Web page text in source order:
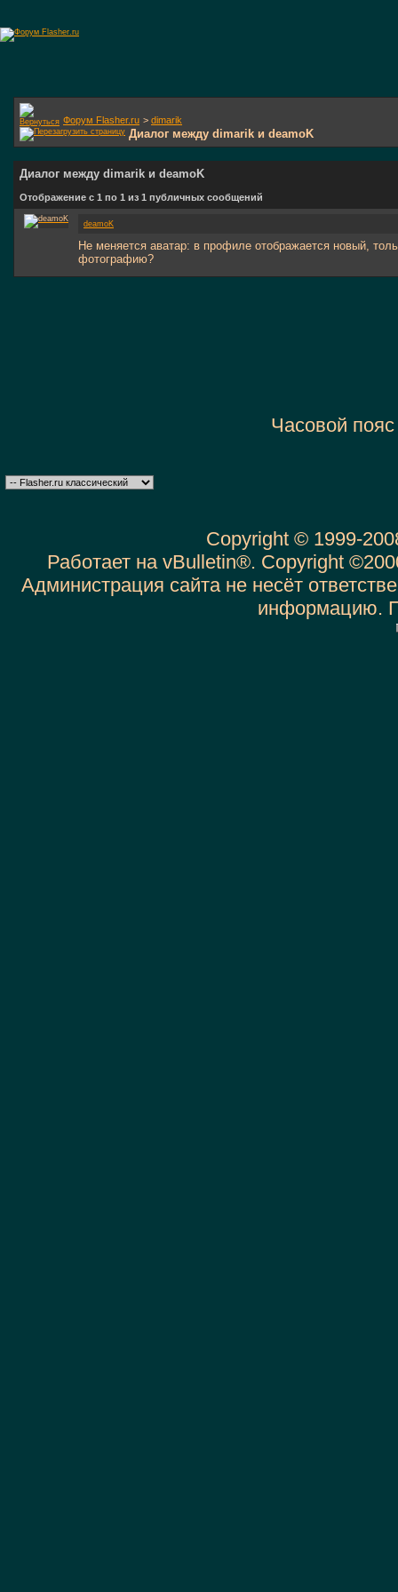
Форум Flasher.ru > dimarik
Диалог между dimarik и deamoK
Диалог между dimarik и deamoK
Отображение с 1 по 1 из 1 публичных сообщений
deamoK
Не меняется аватар: в профиле отображается новый,
фотографию?
Часовой
Copyright © 1999-
Работает на vBulletin®. Copyright
Администрация сайта не несёт
информацию.